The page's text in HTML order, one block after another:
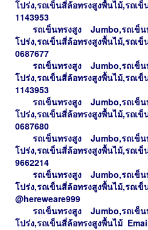
โปร่ง,รถเข็นสี่ล้อทรงสูงพื้นไม้,รถ
1143953
รถเข็นทรงสูง
Jumbo,รถเข็
โปร่ง,รถเข็นสี่ล้อทรงสูงพื้นไม้,รถ
0687677
รถเข็นทรงสูง
Jumbo,รถเข็
โปร่ง,รถเข็นสี่ล้อทรงสูงพื้นไม้,รถ
1143953
รถเข็นทรงสูง
Jumbo,รถเข็
โปร่ง,รถเข็นสี่ล้อทรงสูงพื้นไม้,
0687680
รถเข็นทรงสูง
Jumbo,รถเข็
โปร่ง,รถเข็นสี่ล้อทรงสูงพื้นไม้,
9662214
รถเข็นทรงสูง
Jumbo,รถเข็
โปร่ง,รถเข็นสี่ล้อทรงสูงพื้นไม้,
@hereweare999
รถเข็นทรงสูง
Jumbo,รถเข็
โปร่ง,รถเข็นสี่ล้อทรงสูงพื้นไม้